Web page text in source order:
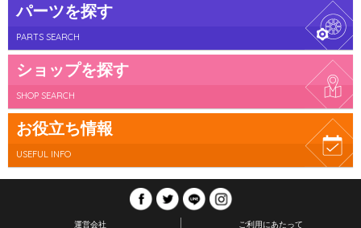
パーツを探す
PARTS SEARCH
ショップを探す
SHOP SEARCH
お役立ち情報
USEFUL INFO
運営会社 ご利用にあたって